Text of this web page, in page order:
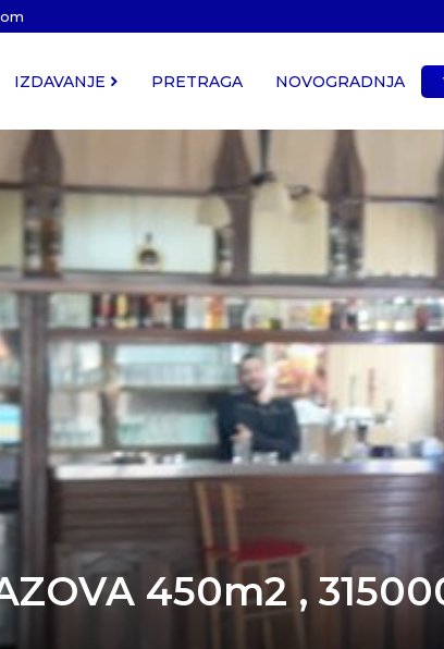
IZDAVANJE PRETRAGA NOVOGRADNJA
450m2 ,